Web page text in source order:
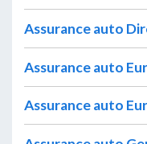
Assurance auto
Assurance auto
Assurance auto